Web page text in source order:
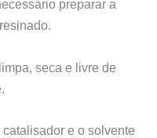
preparar a
seca e livre de
e o solvente